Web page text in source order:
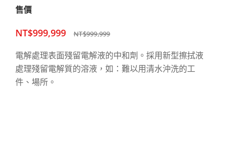
售價
NT$999,999 NT$999,999
電解處理表面殘留電解液的中和劑。採用新型擦拭液
處理殘留電解質的溶液，如：難以用清水沖洗的工
件、場所。